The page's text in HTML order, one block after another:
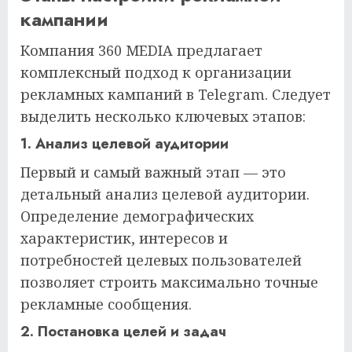
кампании
Компания 360 MEDIA предлагает
комплексный подход к организации
рекламных кампаний в Telegram. Следует
выделить несколько ключевых этапов:
1. Анализ целевой аудитории
Первый и самый важный этап — это
детальный анализ целевой аудитории.
Определение демографических
характеристик, интересов и
потребностей целевых пользователей
позволяет строить максимально точные
рекламные сообщения.
2. Постановка целей и задач